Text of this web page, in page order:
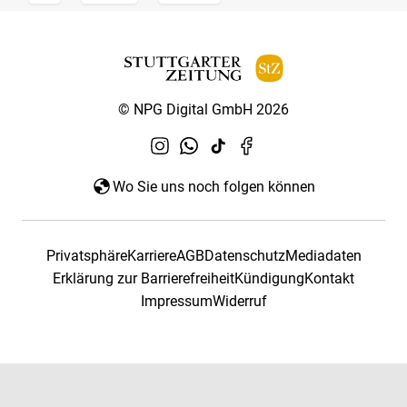
© NPG Digital GmbH 2026
Wo Sie uns noch folgen können
PrivatsphäreKarriereAGBDatenschutzMediadaten
Erklärung zur BarrierefreiheitKündigungKontakt
ImpressumWiderruf